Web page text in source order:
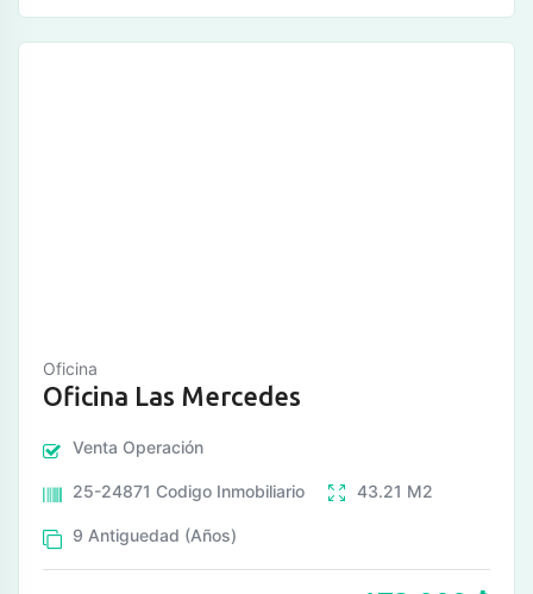
Oficina
Oficina Las Mercedes
Venta Operación
25-24871 Codigo Inmobiliario 43.21 M2
9 Antiguedad (Años)